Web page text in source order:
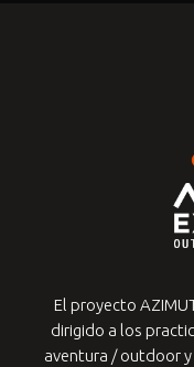
El proyecto
dirigido a los
aventura / outdoor